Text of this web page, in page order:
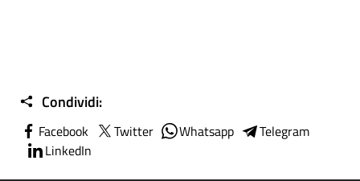
Condividi:
Facebook Twitter Whatsapp
Telegram
LinkedIn